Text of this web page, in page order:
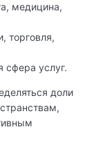
медицина,
торговля,
сфера услуг.
доли